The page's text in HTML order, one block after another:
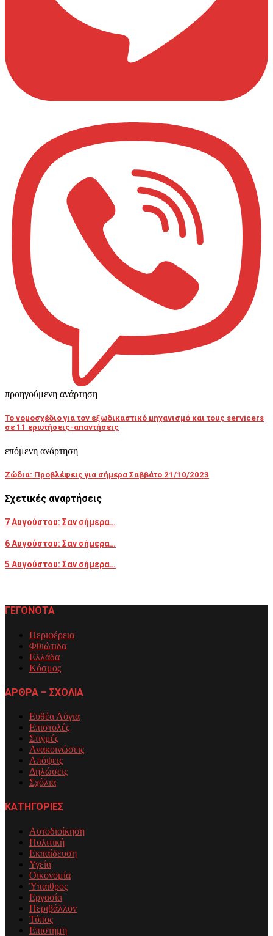
προηγούμενη ανάρτηση
Το νομοσχέδιο για τον εξωδικαστικό μηχανισμό και τους servicers
σε 11 ερωτήσεις-απαντήσεις
επόμενη ανάρτηση
Ζώδια: Προβλέψεις για σήμερα Σαββάτο 21/10/2023
Σχετικές αναρτήσεις
7 Αυγούστου: Σαν σήμερα…
6 Αυγούστου: Σαν σήμερα…
5 Αυγούστου: Σαν σήμερα…
ΓΕΓΟΝΟΤΑ
Περιφέρεια
Φθιώτιδα
Ελλάδα
Κόσμος
ΑΡΘΡΑ – ΣΧΟΛΙΑ
Ευθέα Λόγια
Επιστολές
Στιγμές
Ανακοινώσεις
Απόψεις
Δηλώσεις
Σχόλια
ΚΑΤΗΓΟΡΙΕΣ
Αυτοδιοίκηση
Πολιτική
Εκπαίδευση
Υγεία
Οικονομία
Ύπαιθρος
Εργασία
Περιβάλλον
Τύπος
Επιστημη